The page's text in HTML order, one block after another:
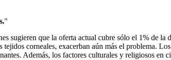
"
sugieren que la oferta actual cubre sólo el 1% de la
corneales, exacerban aún más el problema.
Además, los factores culturales y religiosos en